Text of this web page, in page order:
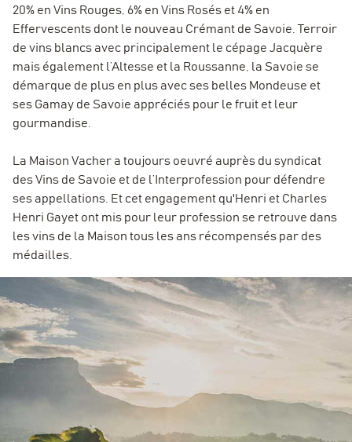
20% en Vins Rouges, 6% en Vins Rosés et 4% en
Effervescents dont le nouveau Crémant de Savoie. Terroir
de vins blancs avec principalement le cépage Jacquère
mais également l’Altesse et la Roussanne, la Savoie se
démarque de plus en plus avec ses belles Mondeuse et
ses Gamay de Savoie appréciés pour le fruit et leur
gourmandise.
La Maison Vacher a toujours oeuvré auprès du syndicat
des Vins de Savoie et de l’Interprofession pour défendre
ses appellations. Et cet engagement qu'Henri et Charles
Henri Gayet ont mis pour leur profession se retrouve dans
les vins de la Maison tous les ans récompensés par des
médailles.